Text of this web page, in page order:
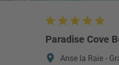
Paradise Cove
Anse la Raie -